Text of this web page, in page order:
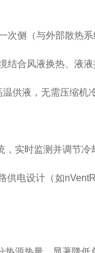
次侧（与外部散热
结合风液换热、液
供液，无需压缩
，实时监测并调节
供电设计（如